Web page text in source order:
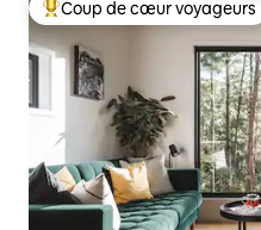
Coup de cœur voyageurs
Coup de cœur voyageurs